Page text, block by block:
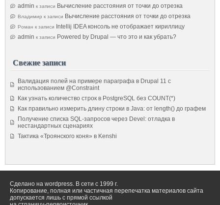
admin к записи Вычисление расстояния от точки до отрезка
Владимир к записи Вычисление расстояния от точки до отрезка
Роман к записи
Intellij IDEA консоль не отображает кириллицу
admin к записи Powered by Drupal — что это и как убрать?
Свежие записи
Валидация полей на примере параграфа в Drupal 11 с
использованием @Constraint
Как узнать количество строк в PostgreSQL без COUNT(*)
Как правильно измерить длину строки в Java: от length() до графем
Получение списка SQL-запросов через Devel: отладка в
нестандартных сценариях
Тактика «Троянского коня» в Kenshi
Сделано на wordpress. В сети с 1999 г.
Копирование, полная или частичная перепечатка материалов сайта
допускается лишь с прямой ссылкой